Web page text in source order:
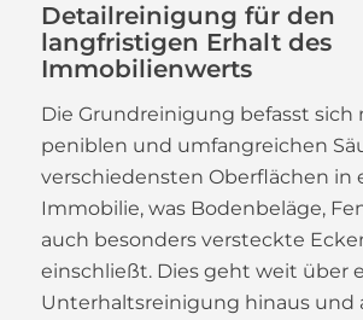
Detailreinigung für den
langfristigen Erhalt des
Immobilienwerts
Die Grundreinigung befasst sich
peniblen und umfangreichen
verschiedensten Oberflächen in
Immobilie, was Bodenbeläge,
auch besonders versteckte
einschließt. Dies geht weit über
Unterhaltsreinigung hinaus und